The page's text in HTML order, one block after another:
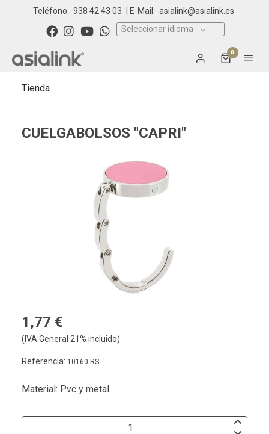
Teléfono: 938 42 43 03 | E-Mail: asialink@asialink.es
Seleccionar idioma
0
Tienda
CUELGABOLSOS "CAPRI"
1,77 €
(IVA General 21% incluido)
Referencia: 10160-RS
Material: Pvc y metal